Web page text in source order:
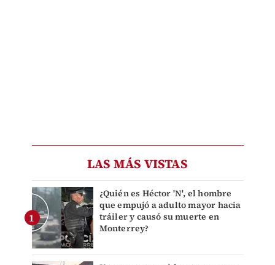
LAS MÁS VISTAS
¿Quién es Héctor 'N', el hombre
que empujó a adulto mayor hacia
tráiler y causó su muerte en
Monterrey?